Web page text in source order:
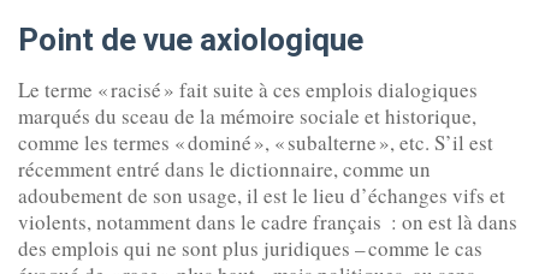
Point de vue axiologique
Le terme « racisé » fait suite à ces emplois dialogiques
marqués du sceau de la mémoire sociale et historique,
comme les termes « dominé », « subalterne », etc. S’il est
récemment entré dans le dictionnaire, comme un
adoubement de son usage, il est le lieu d’échanges vifs et
violents, notamment dans le cadre français : on est là dans
des emplois qui ne sont plus juridiques – comme le cas